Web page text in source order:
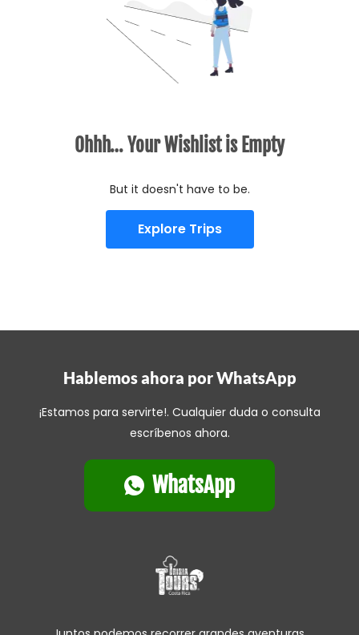
Ohhh… Your Wishlist is Empty
But it doesn't have to be.
Explore Trips
Hablemos ahora por WhatsApp
¡Estamos para servirte!. Cualquier duda o consulta
escríbenos ahora.
WhatsApp